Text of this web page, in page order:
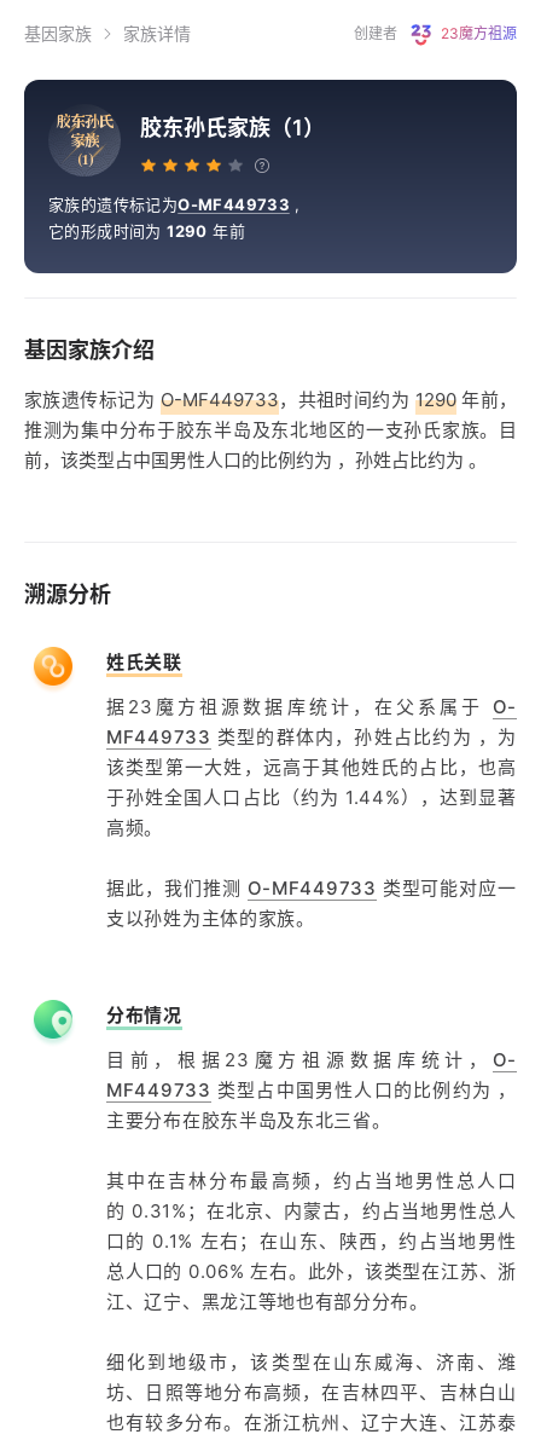
基因家族 家族详情 创建者 23魔方祖源
胶东孙氏
家族
（1）
胶东孙氏家族（1）
家族的遗传标记为O-MF449733 ,
它的形成时间为1290 年前
基因家族介绍
家族遗传标记为 O-MF449733，共祖时间约为 1290年前，
推测为集中分布于胶东半岛及东北地区的一支孙氏家族。目
前，该类型占中国男性人口的比例约为 ，孙姓占比约为 。
溯源分析
姓氏关联
据23魔方祖源数据库统计，在父系属于 O-
MF449733 类型的群体内，孙姓占比约为 ，为
该类型第一大姓，远高于其他姓氏的占比，也高
于孙姓全国人口占比（约为 1.44%），达到显著
高频。
据此，我们推测 O-MF449733 类型可能对应一
支以孙姓为主体的家族。
分布情况
目前，根据23魔方祖源数据库统计， O-
MF449733 类型占中国男性人口的比例约为 ，
主要分布在胶东半岛及东北三省。
其中在吉林分布最高频，约占当地男性总人口
的 0.31%；在北京、内蒙古，约占当地男性总人
口的 0.1% 左右；在山东、陕西，约占当地男性
总人口的 0.06% 左右。此外，该类型在江苏、浙
江、辽宁、黑龙江等地也有部分分布。
细化到地级市，该类型在山东威海、济南、潍
坊、日照等地分布高频，在吉林四平、吉林白山
也有较多分布。在浙江杭州、辽宁大连、江苏泰